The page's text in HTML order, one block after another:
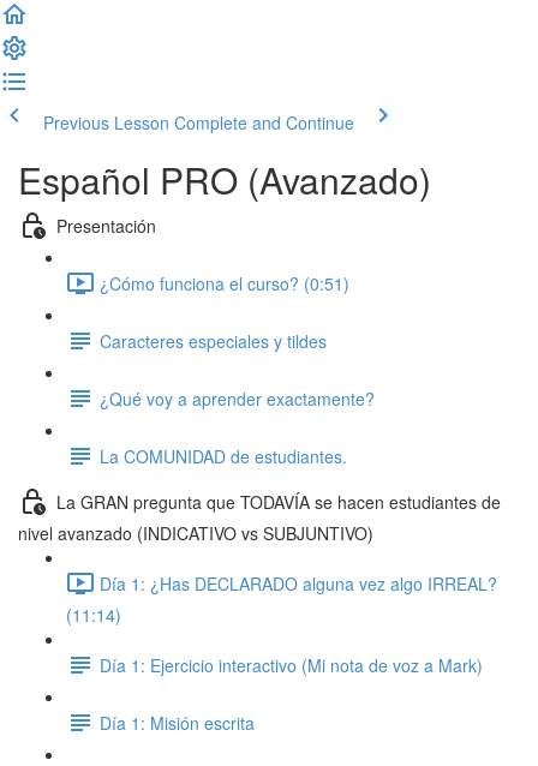
Previous Lesson Complete and Continue
Español PRO (Avanzado)
Presentación
¿Cómo funciona el curso? (0:51)
Caracteres especiales y tildes
¿Qué voy a aprender exactamente?
La COMUNIDAD de estudiantes.
La GRAN pregunta que TODAVÍA se hacen estudiantes de
nivel avanzado (INDICATIVO vs SUBJUNTIVO)
Día 1: ¿Has DECLARADO alguna vez algo IRREAL?
(11:14)
Día 1: Ejercicio interactivo (Mi nota de voz a Mark)
Día 1: Misión escrita